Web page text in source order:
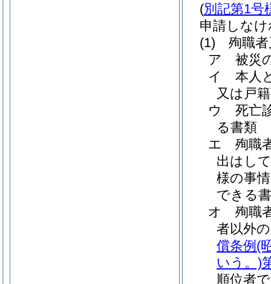
(別記第1号
申請しな
(1)
殉職
ア
被災
イ
本人
又は戸
ウ
死亡
る書類
エ
殉職
出はし
様の事
できる
オ
殉職
者以外
償条例 (
いう。)
順位者